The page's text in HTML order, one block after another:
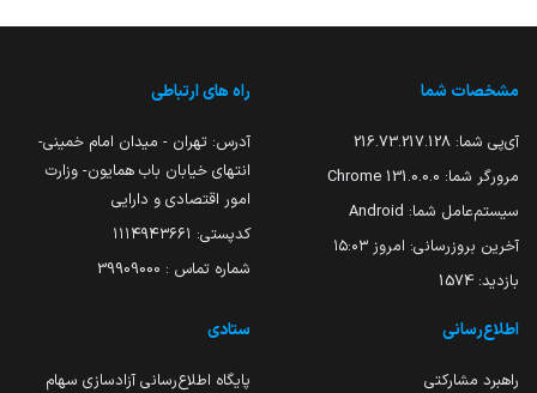
مشخصات شما
آی‌پی شما: 216.73.217.128
مرورگر شما: 131.0.0.0 Chrome
سیستم‌عامل شما: Android
آخرین بروزرسانی: امروز ۱۵:۰۳
بازدید: 1574
راه های ارتباطی
آدرس: تهران - میدان امام خمینی-
انتهای خیابان باب همایون- وزارت
امور اقتصادی و دارایی
کدپستی: ۱۱۱۴۹۴۳۶۶۱
شماره تماس : 39909000
اطلاع‌رسانی
راهبرد مشارکتی
ستادی
پایگاه اطلاع‌رسانی آزادسازی سهام